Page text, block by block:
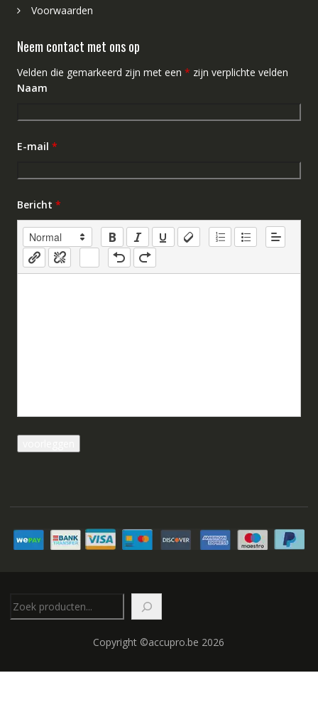
Voorwaarden
Neem contact met ons op
Velden die gemarkeerd zijn met een * zijn verplichte velden
Naam
E-mail *
Bericht *
Copyright ©accupro.be 2026